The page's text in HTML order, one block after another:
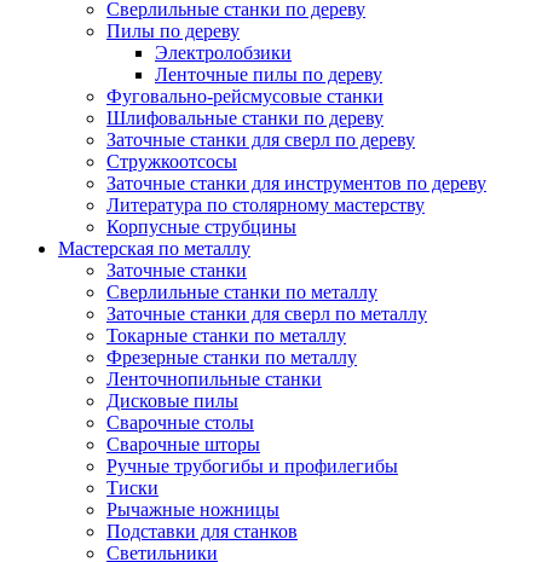
Сверлильные станки по дереву
Пилы по дереву
Электролобзики
Ленточные пилы по дереву
Фуговально-рейсмусовые станки
Шлифовальные станки по дереву
Заточные станки для сверл по дереву
Стружкоотсосы
Заточные станки для инструментов по дереву
Литература по столярному мастерству
Корпусные струбцины
Мастерская по металлу
Заточные станки
Сверлильные станки по металлу
Заточные станки для сверл по металлу
Токарные станки по металлу
Фрезерные станки по металлу
Ленточнопильные станки
Дисковые пилы
Сварочные столы
Сварочные шторы
Ручные трубогибы и профилегибы
Тиски
Рычажные ножницы
Подставки для станков
Светильники